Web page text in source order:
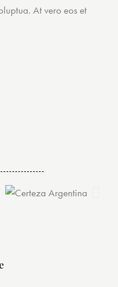
At vero eos et